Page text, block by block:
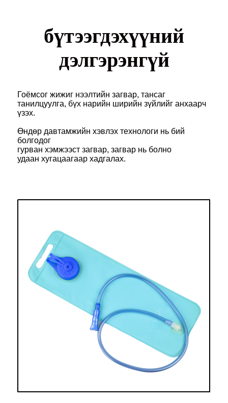
бүтээгдэхүүний
дэлгэрэнгүй
Гоёмсог жижиг нээлтийн загвар, тансаг
танилцуулга, бүх нарийн ширийн зүйлийг анхаарч
үзэх.
Өндөр давтамжийн хэвлэх технологи нь бий
болгодог
гурван хэмжээст загвар, загвар нь болно
удаан хугацаагаар хадгалах.